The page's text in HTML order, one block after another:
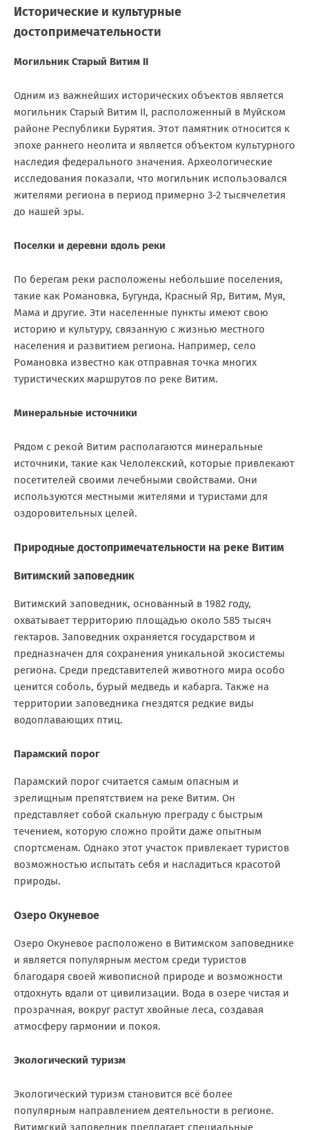
Исторические и культурные
достопримечательности
Могильник Старый Витим II
Одним из важнейших исторических объектов является
могильник Старый Витим II, расположенный в Муйском
районе Республики Бурятия. Этот памятник относится к
эпохе раннего неолита и является объектом культурного
наследия федерального значения. Археологические
исследования показали, что могильник использовался
жителями региона в период примерно 3-2 тысячелетия
до нашей эры.
Поселки и деревни вдоль реки
По берегам реки расположены небольшие поселения,
такие как Романовка, Бугунда, Красный Яр, Витим, Муя,
Мама и другие. Эти населенные пункты имеют свою
историю и культуру, связанную с жизнью местного
населения и развитием региона. Например, село
Романовка известно как отправная точка многих
туристических маршрутов по реке Витим.
Минеральные источники
Рядом с рекой Витим располагаются минеральные
источники, такие как Челолекский, которые привлекают
посетителей своими лечебными свойствами. Они
используются местными жителями и туристами для
оздоровительных целей.
Природные достопримечательности на реке Витим
Витимский заповедник
Витимский заповедник, основанный в 1982 году,
охватывает территорию площадью около 585 тысяч
гектаров. Заповедник охраняется государством и
предназначен для сохранения уникальной экосистемы
региона. Среди представителей животного мира особо
ценится соболь, бурый медведь и кабарга. Также на
территории заповедника гнездятся редкие виды
водоплавающих птиц.
Парамский порог
Парамский порог считается самым опасным и
зрелищным препятствием на реке Витим. Он
представляет собой скальную преграду с быстрым
течением, которую сложно пройти даже опытным
спортсменам. Однако этот участок привлекает туристов
возможностью испытать себя и насладиться красотой
природы.
Озеро Окуневое
Озеро Окуневое расположено в Витимском заповеднике
и является популярным местом среди туристов
благодаря своей живописной природе и возможности
отдохнуть вдали от цивилизации. Вода в озере чистая и
прозрачная, вокруг растут хвойные леса, создавая
атмосферу гармонии и покоя.
Экологический туризм
Экологический туризм становится всё более
популярным направлением деятельности в регионе.
Витимский заповедник предлагает специальные